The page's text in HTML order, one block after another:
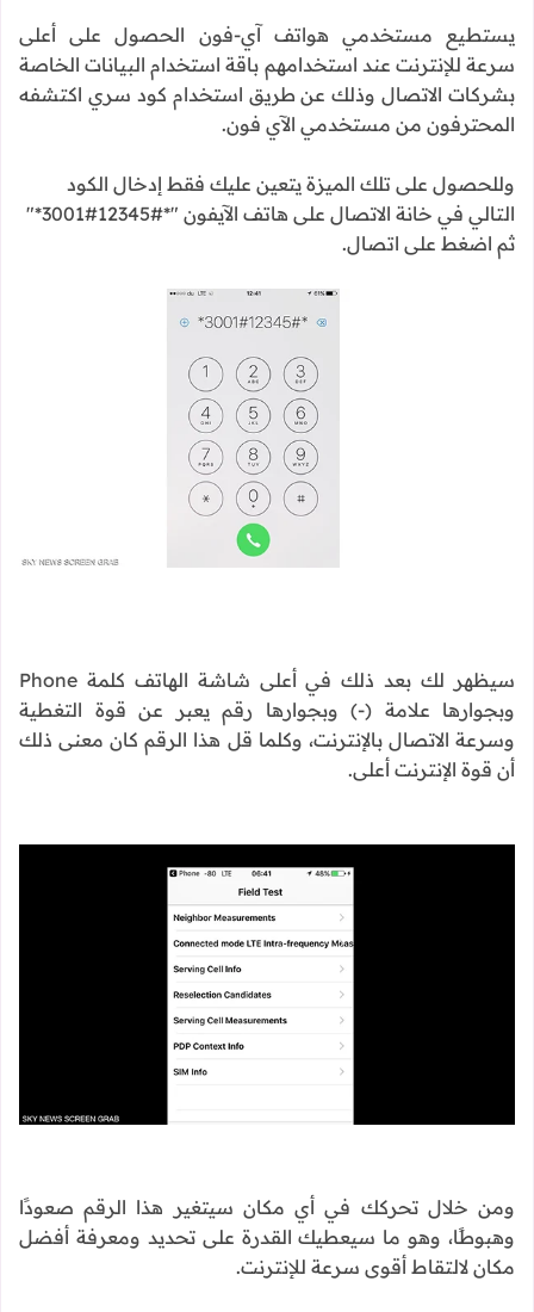
يستطيع مستخدمي هواتف آي-فون الحصول على أعلى
سرعة للإنترنت عند استخدامهم باقة استخدام البيانات الخاصة
بشركات الاتصال وذلك عن طريق استخدام كود سري اكتشفه
المحترفون من مستخدمي الآي فون.
وللحصول على تلك الميزة يتعين عليك فقط إدخال الكود
التالي في خانة الاتصال على هاتف الآيفون "*#12345#3001*"
ثم اضغط على اتصال.
سيظهر لك بعد ذلك في أعلى شاشة الهاتف كلمة Phone
وبجوارها علامة (-) وبجوارها رقم يعبر عن قوة التغطية
وسرعة الاتصال بالإنترنت، وكلما قل هذا الرقم كان معنى ذلك
أن قوة الإنترنت أعلى.
ومن خلال تحركك في أي مكان سيتغير هذا الرقم صعودًا
وهبوطًا، وهو ما سيعطيك القدرة على تحديد ومعرفة أفضل
مكان لالتقاط أقوى سرعة للإنترنت.